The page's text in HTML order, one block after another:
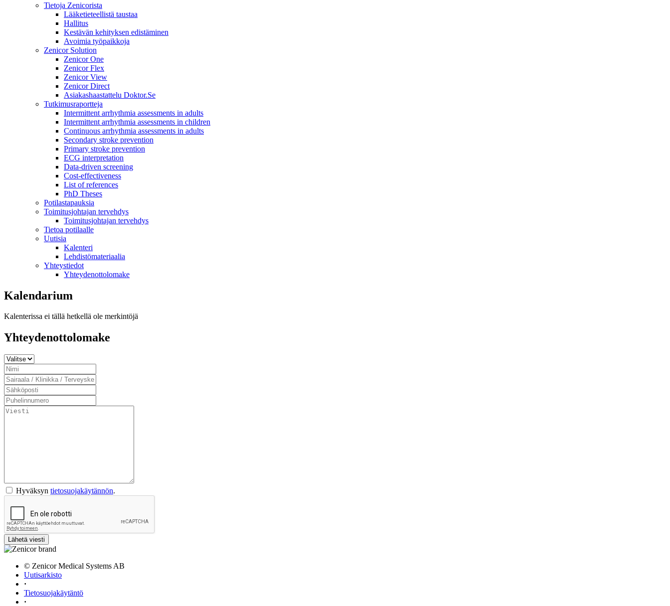
Tietoja Zenicorista
Lääketieteellistä taustaa
Hallitus
Kestävän kehityksen edistäminen
Avoimia työpaikkoja
Zenicor Solution
Zenicor One
Zenicor Flex
Zenicor View
Zenicor Direct
Asiakashaastattelu Doktor.Se
Tutkimusraportteja
Intermittent arrhythmia assessments in adults
Intermittent arrhythmia assessments in children
Continuous arrhythmia assessments in adults
Secondary stroke prevention
Primary stroke prevention
ECG interpretation
Data-driven screening
Cost-effectiveness
List of references
PhD Theses
Potilastapauksia
Toimitusjohtajan tervehdys
Toimitusjohtajan tervehdys
Tietoa potilaalle
Uutisia
Kalenteri
Lehdistömateriaalia
Yhteystiedot
Yhteydenottolomake
Kalendarium
Kalenterissa ei tällä hetkellä ole merkintöjä
Yhteydenottolomake
Hyväksyn tietosuojakäytännön.
© Zenicor Medical Systems AB
Uutisarkisto
·
Tietosuojakäytäntö
·